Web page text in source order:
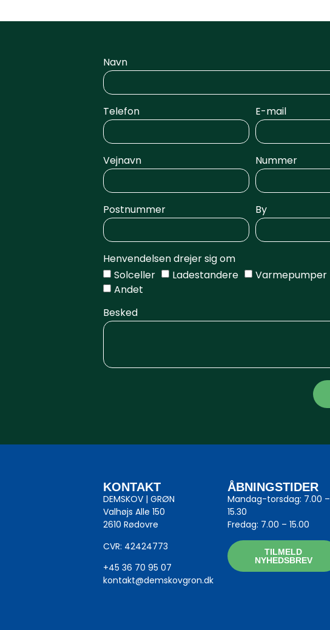
Navn
Telefon E-mail
Vejnavn Nummer
Postnummer By
Henvendelsen drejer sig om
Solceller
Ladestandere Varmepumper
Andet
Besked
KONTAKT
DEMSKOV | GRØN
Valhøjs Alle 150
2610 Rødovre
CVR: 42424773
+45 36 70 95 07
kontakt@demskovgron.dk
ÅBNINGSTIDER
Mandag-torsdag: 7.00 –
15.30
Fredag: 7.00 – 15.00
TILMELD
NYHEDSBREV